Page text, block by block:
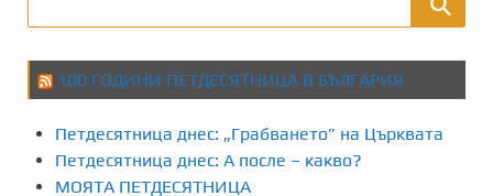
100 ГОДИНИ ПЕТДЕСЯТНИЦА В БЪЛГАРИЯ
Петдесятница днес: „Грабването” на Църквата
Петдесятница днес: А после – какво?
МОЯТА ПЕТДЕСЯТНИЦА